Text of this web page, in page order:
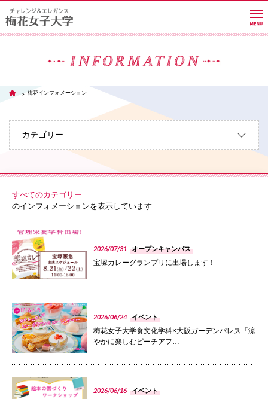
学部・学科・大学院
キャンパスライフ
進路・就職
国際交流
産学連携
TOP 梅花インフォメーション
カテゴリー
すべてのカテゴリー
のインフォメーションを表示しています
2026/07/31 オープンキャンパス
宝塚カレーグランプリに出場します！
2026/06/24 イベント
梅花女子大学食文化学科×大阪ガーデンパレス「涼
やかに楽しむピーチアフ…
2026/06/16 イベント